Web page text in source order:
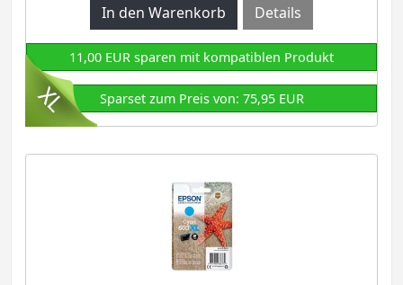
Details
11,00 EUR sparen mit kompatiblen Produkt
Sparset zum Preis von: 75,95 EUR